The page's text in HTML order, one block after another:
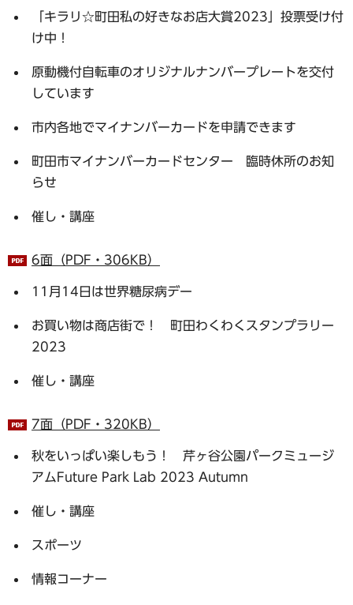
「キラリ☆町田私の好きなお店大賞2023」投票受け付
け中！
原動機付自転車のオリジナルナンバープレートを交付
しています
市内各地でマイナンバーカードを申請できます
町田市マイナンバーカードセンター 臨時休所のお知
らせ
催し・講座
6面（PDF・306KB）
11月14日は世界糖尿病デー
お買い物は商店街で！ 町田わくわくスタンプラリー
2023
催し・講座
7面（PDF・320KB）
秋をいっぱい楽しもう！ 芹ヶ谷公園パークミュージ
アムFuture Park Lab 2023 Autumn
催し・講座
スポーツ
情報コーナー